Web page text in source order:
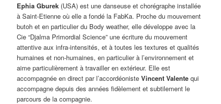
Ephia Gburek (USA) est une danseuse et chorégraphe installée
à Saint-Etienne où elle a fondé la FabKa. Proche du mouvement
butoh et en particulier du Body weather, elle développe avec la
Cie “Djalma Primordial Science” une écriture du mouvement
attentive aux infra-intensités, et à toutes les textures et qualités
humaines et non-humaines, en particulier à l’environnement et
aime particulièrement à travailler en extérieur. Elle est
accompagnée en direct par l’accordéonisteVincent Valente qui
accompagne depuis des années fidèlement et subtilement le
parcours de la compagnie.